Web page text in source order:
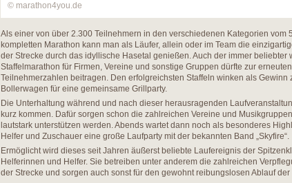
© marathon4you.de
Als einer von über 2.300 Teilnehmern in den verschiedenen Kategorien vom
kompletten Marathon kann man als Läufer, allein oder im Team die
der Strecke durch das idyllische Hasetal genießen. Auch der immer beliebter
Staffelmarathon für Firmen, Vereine und sonstige Gruppen dürfte zur
Teilnehmerzahlen beitragen. Den erfolgreichsten Staffeln winken als Gewinn
Bollerwagen für eine gemeinsame Grillparty.
Die Unterhaltung während und nach dieser herausragenden
kurz kommen. Dafür sorgen schon die zahlreichen Vereine und
lautstark unterstützen werden. Abends wartet dann noch als besonderes
Helfer und Zuschauer eine große Laufparty mit der bekannten Band „Skyfire“.
Ermöglicht wird dieses seit Jahren äußerst beliebte Laufereignis der
Helferinnen und Helfer. Sie betreiben unter anderem die zahlreichen
der Strecke und sorgen auch sonst für den gewohnt reibungslosen Ablauf der